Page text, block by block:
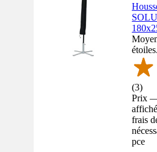
(3)
Prix
frais
pce